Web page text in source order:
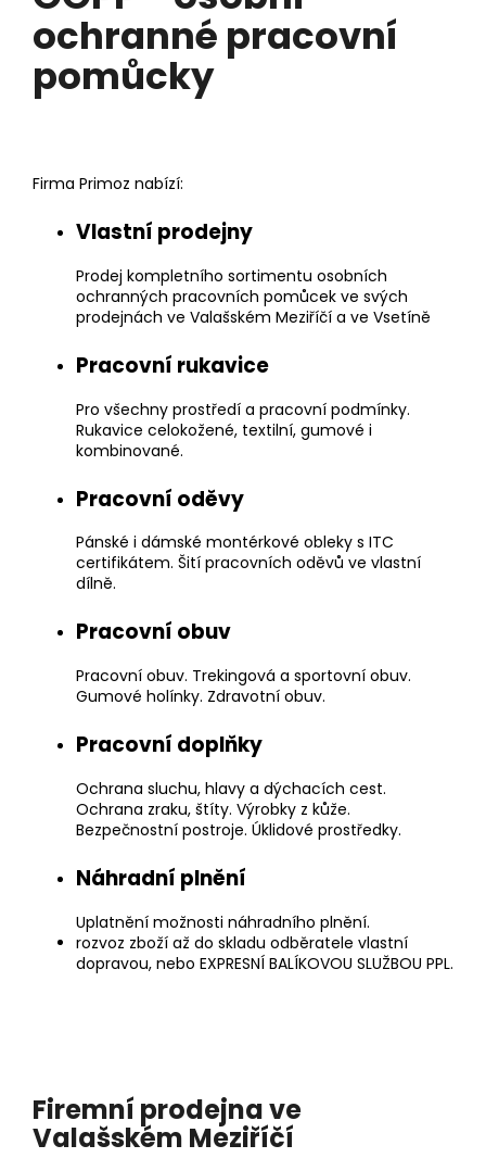
e
m
o
c
ochranné pracovní
pomůcky
Firma Primoz nabízí:
Vlastní prodejny
Prodej kompletního sortimentu osobních
ochranných pracovních pomůcek ve svých
prodejnách ve Valašském Meziříčí a ve Vsetíně
Pracovní rukavice
Pro všechny prostředí a pracovní podmínky.
Rukavice celokožené, textilní, gumové i
kombinované.
Pracovní oděvy
Pánské i dámské montérkové obleky s ITC
certifikátem. Šití pracovních oděvů ve vlastní
dílně.
Pracovní obuv
Pracovní obuv. Trekingová a sportovní obuv.
Gumové holínky. Zdravotní obuv.
Pracovní doplňky
Ochrana sluchu, hlavy a dýchacích cest.
Ochrana zraku, štíty. Výrobky z kůže.
Bezpečnostní postroje. Úklidové prostředky.
Náhradní plnění
Uplatnění možnosti náhradního plnění.
rozvoz zboží až do skladu odběratele vlastní
dopravou, nebo EXPRESNÍ BALÍKOVOU SLUŽBOU PPL.
Firemní prodejna ve
Valašském Meziříčí
a
HLEDAT